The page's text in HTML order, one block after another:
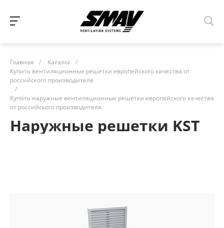
Главная / Каталог /
Купить вентиляционные решетки европейского качества от
российского производителя
/
Купить наружные вентиляционные решетки европейского качества
от российского производителя
Наружные решетки KST